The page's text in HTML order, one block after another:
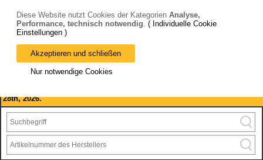
Bitte beachten Sie: wir machen Betriebsferien, vom 03. bis 28.
August 2026 haben wir geschlossen.
28th, 2026.
Diese Website nutzt Cookies der Kategorien Analyse,
Performance, technisch notwendig. ( Individuelle Cookie
Einstellungen )
Akzeptieren und schließen
Nur notwendige Cookies